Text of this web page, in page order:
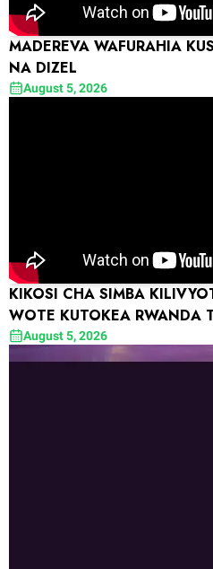
MADEREVA WAFURAHIA
NA DIZEL
August 5, 2026
KIKOSI CHA SIMBA
WOTE KUTOKEA RWANDA
August 5, 2026